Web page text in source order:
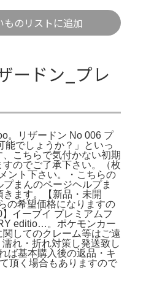
ものリストに追加
ードン_プレ
。リザードン No 006 プ
能でしょうか？」といっ
こちらで気付かない初期
のでご了承下さい。（枚
ント下さい。・こちらの
まんのページヘルプま
ます。【新品・未開
の希望価格になりますの
イーブイ プレミアムフ
editio…。ポケモンカー
してのクレーム等はご遠
れ・折れ対策し発送致し
ば基本購入後の返品・キ
頂く場合もありますので